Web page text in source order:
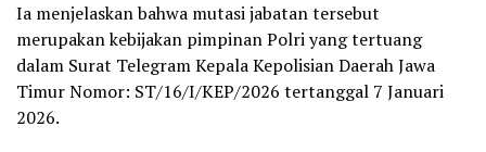
Ia menjelaskan bahwa mutasi jabatan tersebut
merupakan kebijakan pimpinan Polri yang tertuang
dalam Surat Telegram Kepala Kepolisian Daerah Jawa
Timur Nomor: ST/16/I/KEP/2026 tertanggal 7 Januari
2026.